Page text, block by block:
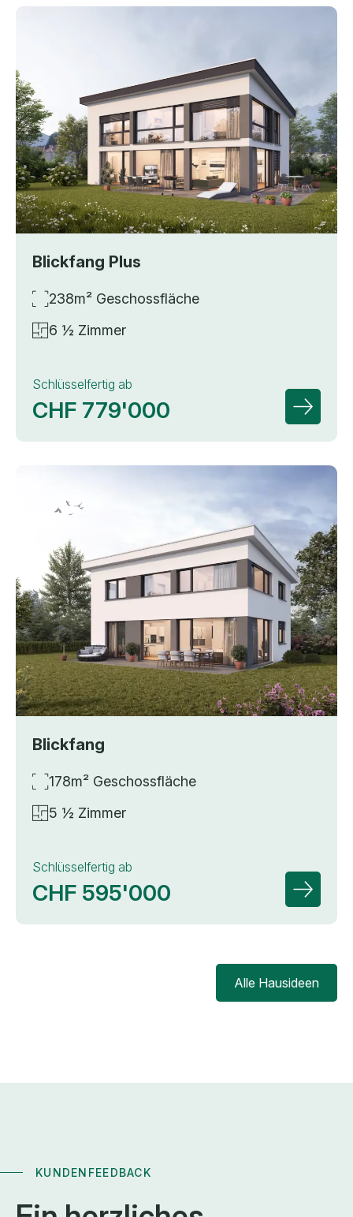
Blickfang Plus
238m² Geschossfläche
6 ½ Zimmer
Schlüsselfertig ab
CHF 779'000 Zur
Blickfang
178m² Geschossfläche
5 ½ Zimmer
Schlüsselfertig ab
CHF 595'000 Zur
Alle Hausideen
KUNDENFEEDBACK